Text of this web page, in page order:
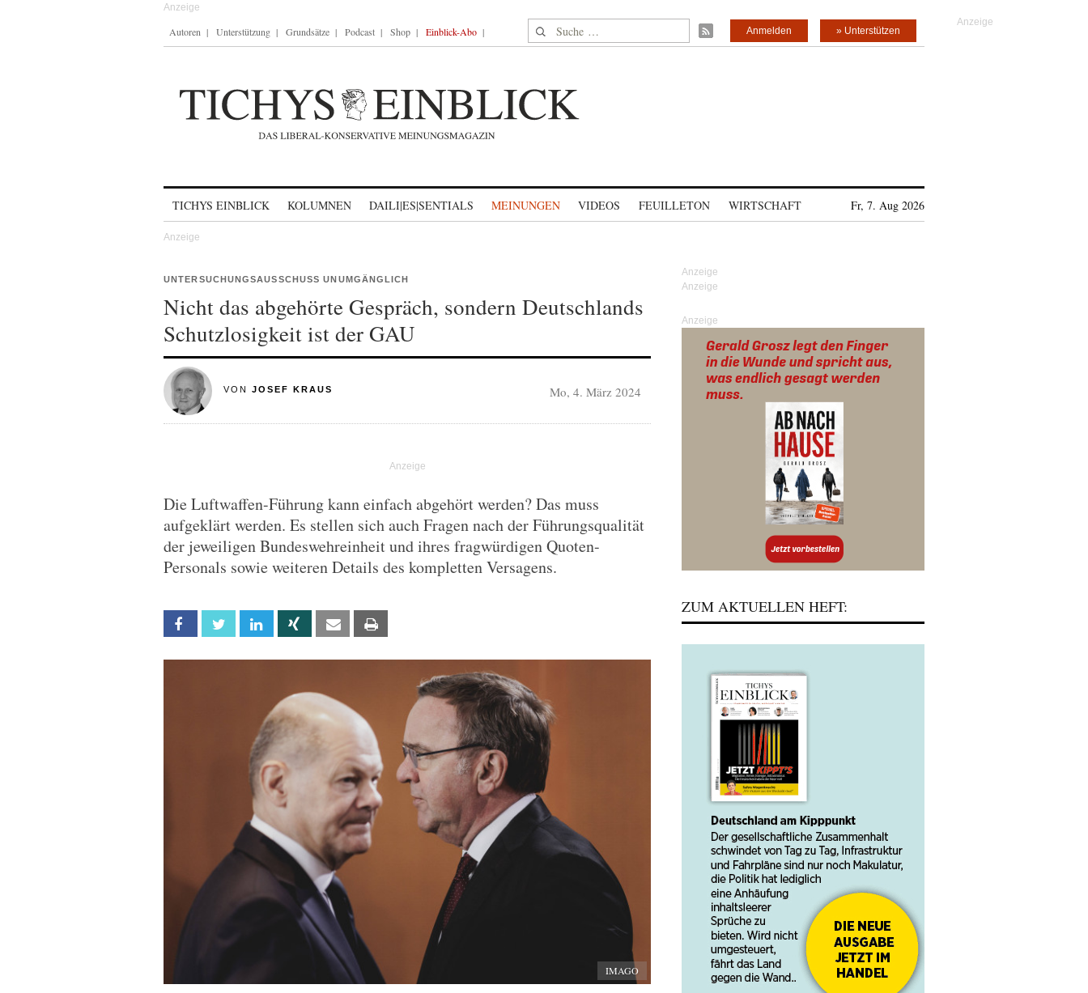
Autoren Unterstützung Grundsätze Podcast Shop Einblick-Abo Suche nach: » Unterstützen
Anmelden
TICHYS EINBLICK KOLUMNEN DAILI|ES|SENTIALS MEINUNGEN VIDEOS FEUILLETON WIRTSCHAFT Fr, 7. Aug 2026
UNTERSUCHUNGSAUSSCHUSS UNUMGÄNGLICH
Nicht das abgehörte Gespräch, sondern Deutschlands
Schutzlosigkeit ist der GAU
VON JOSEF KRAUS Mo, 4. März 2024
Die Luftwaffen-Führung kann einfach abgehört werden? Das muss
aufgeklärt werden. Es stellen sich auch Fragen nach der Führungsqualität
der jeweiligen Bundeswehreinheit und ihres fragwürdigen Quoten-
Personals sowie weiteren Details des kompletten Versagens.
Facebook Twitter Linkedin Xing Email
IMAGO
Anzeige
ZUM AKTUELLEN HEFT: